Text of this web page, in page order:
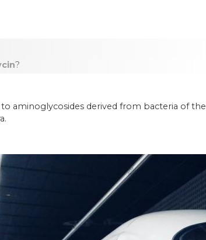
?
aminoglycosides derived from bacteria of the